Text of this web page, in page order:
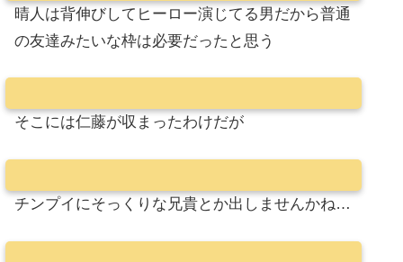
晴人は背伸びしてヒーロー演じてる男だから普通
の友達みたいな枠は必要だったと思う
そこには仁藤が収まったわけだが
チンプイにそっくりな兄貴とか出しませんかね…